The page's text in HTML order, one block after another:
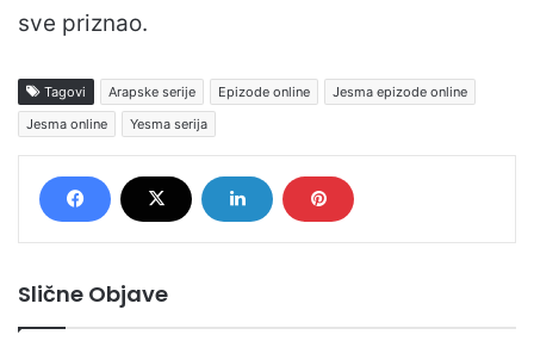
sve priznao.
Tagovi Arapske serije Epizode online
Jesma epizode online
Jesma online
Yesma serija
Slične Objave